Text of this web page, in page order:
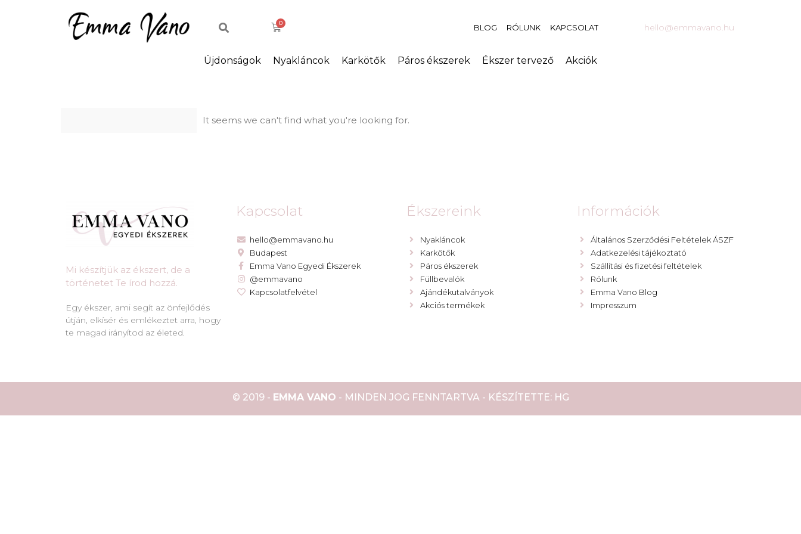
BLOG RÓLUNK KAPCSOLAT hello@emmavano.hu
Újdonságok Nyakláncok Karkötők Páros ékszerek Ékszer tervező Akciók
It seems we can't find what you're looking for.
Mi készítjük az ékszert, de a
történetet Te írod hozzá.​
Egy ékszer, ami segít az önfejlődés
útján, elkísér és emlékeztet arra, hogy
te magad irányítod az életed.
Kapcsolat
hello@emmavano.hu
Budapest
Emma Vano Egyedi Ékszerek
@emmavano
Kapcsolatfelvétel
Ékszereink
Nyakláncok
Karkötők
Páros ékszerek
Füllbevalók
Ajándékutalványok
Akciós termékek
Információk
Általános Szerződési Feltételek ÁSZF
Adatkezelési tájékoztató
Szállítási és fizetési feltételek
Rólunk
Emma Vano Blog
Impresszum
© 2019 - EMMA VANO - MINDEN JOG FENNTARTVA - KÉSZÍTETTE: HG